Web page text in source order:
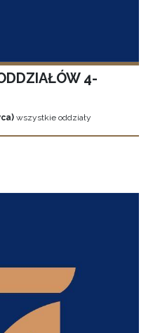
4-
wszystkie oddziały